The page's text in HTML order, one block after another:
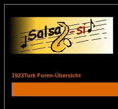
1923Turk Foren-Übersicht